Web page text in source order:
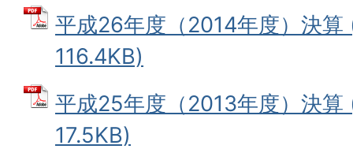
平成26年度（2014年度）決算
116.4KB)
平成25年度（2013年度）決算
17.5KB)